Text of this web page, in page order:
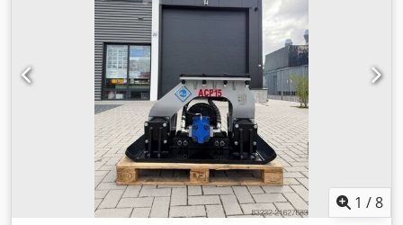
TK4755FX6NY445791 Hersteller: Doosan Bobcat Emea CZ
Wenden Sie sich an Miguel Cubas, um weitere
Informationen zu erhalten. = Firmeninformationen = We
are located between Antwerp and Brussels along the A12
motorway, nearby the port of Antwerp. Opening hours:
Monday till Friday continuously from 8.30 am to 19.00 pm.
1 /8